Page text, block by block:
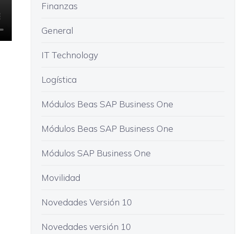
Finanzas
General
IT Technology
Logística
Módulos Beas SAP Business One
Módulos Beas SAP Business One
Módulos SAP Business One
Movilidad
Novedades Versión 10
Novedades versión 10